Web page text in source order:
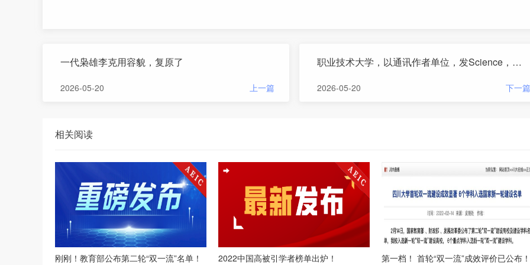
一代枭雄李克用容貌，复原了
2026-05-20 上一篇
职业技术大学，以通讯作者单位，发Science，刷新纪录！
2026-05-20 下一篇
相关阅读
刚刚！教育部公布第二轮“双一流”名单！
2022中国高被引学者榜单出炉！
第一档！ 首轮“双一流”成效评价已公布！